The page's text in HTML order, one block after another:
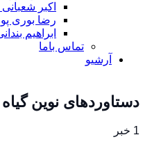
اکبر
رضا بوری
ابراهیم
تماس باما
آرشیو
دستاوردهای نوین
1 خبر